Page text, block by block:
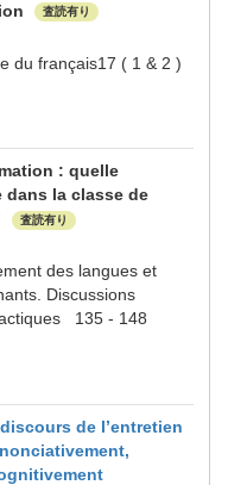
査読有り
du français17 ( 1 & 2 )
: quelle
la classe de
査読有り
des langues et
Discussions
135 - 148
de l’entretien